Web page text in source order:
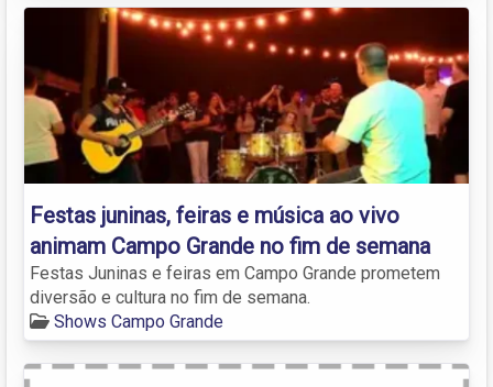
Festas juninas, feiras e música ao vivo
animam Campo Grande no fim de semana
Festas Juninas e feiras em Campo Grande prometem
diversão e cultura no fim de semana.
Shows Campo Grande